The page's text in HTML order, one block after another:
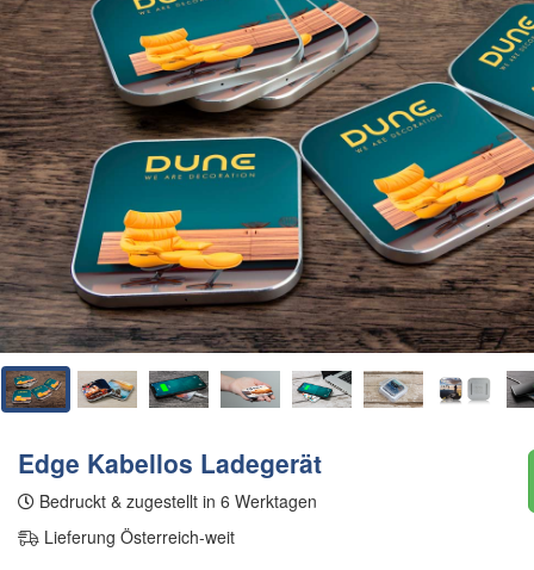
Edge Kabellos Ladegerät
Bedruckt & zugestellt in 6 Werktagen
Lieferung Österreich-weit